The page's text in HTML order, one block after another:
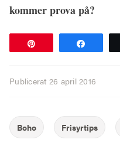
kommer prova på?
Publicerat 26 april 2016